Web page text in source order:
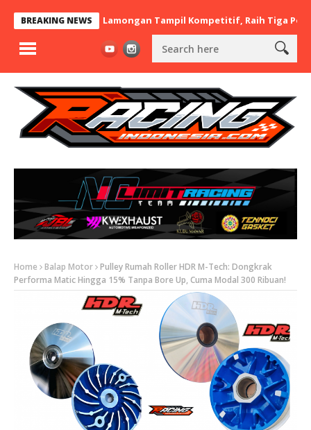
BREAKING NEWS
BaraBere Asal Lamongan Tampil Kompetitif, Raih Tiga Podium di
Home Balap Motor Pulley Rumah Roller HDR M-Tech: Dongkrak
Performa Matic Hingga 15% Tanpa Bore Up, Cuma Modal 300 Ribuan!